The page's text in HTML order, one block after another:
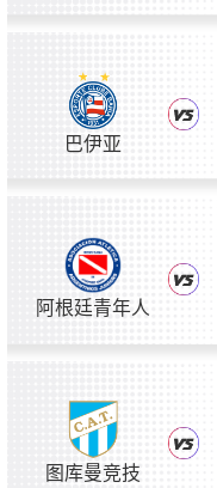
巴伊亚
阿根廷青年人
图库曼竞技